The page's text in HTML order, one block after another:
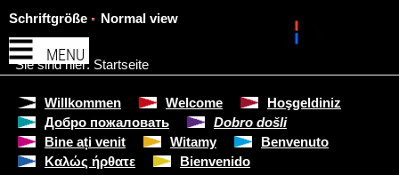
MENU
Schriftgröße Normal view
Sie sind hier: Startseite
Willkommen Welcome
Hoşgeldiniz
Добро пожаловать
Dobro došli
Bine ați venit
Witamy
Benvenuto
Καλώς ήρθατε
Bienvenido